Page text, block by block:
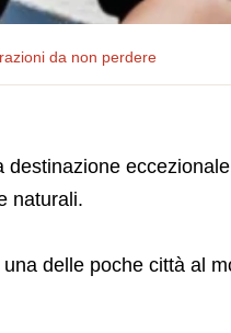
da non perdere
naturali.
delle poche città al